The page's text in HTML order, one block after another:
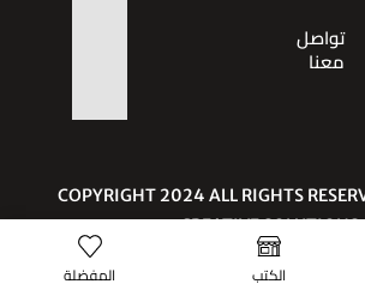
تواصل
معنا
© COPYRIGHT 2024 ALL RIGHTS
CREATIVE SOLUTIONS
الكتب المفضلة